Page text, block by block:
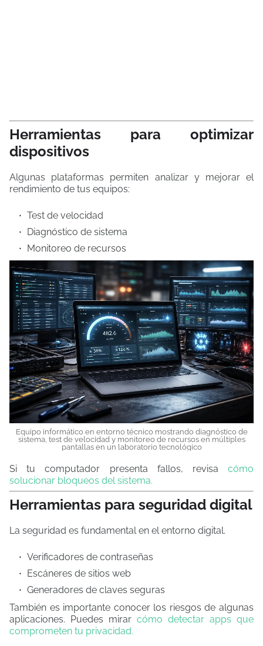
Herramientas para optimizar
dispositivos
Algunas plataformas permiten analizar y mejorar el
rendimiento de tus equipos:
Test de velocidad
Diagnóstico de sistema
Monitoreo de recursos
Equipo informático en entorno técnico mostrando diagnóstico de
sistema, test de velocidad y monitoreo de recursos en múltiples
pantallas en un laboratorio tecnológico
Si tu computador presenta fallos, revisa cómo
solucionar bloqueos del sistema.
Herramientas para seguridad digital
La seguridad es fundamental en el entorno digital.
Verificadores de contraseñas
Escáneres de sitios web
Generadores de claves seguras
También es importante conocer los riesgos de algunas
aplicaciones. Puedes mirar cómo detectar apps que
comprometen tu privacidad.